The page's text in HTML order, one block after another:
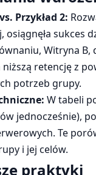
Przykład 2:
osiągnęła sukces
Witryna B,
niższą retencję z
potrzeb grupy.
W tabeli
jednocześnie),
Te
i jej celów.
praktyki